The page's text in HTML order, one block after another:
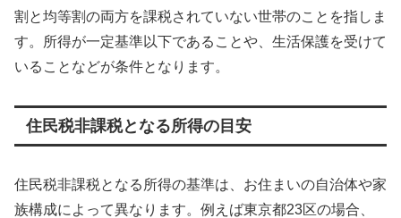
割と均等割の両方を課税されていない世帯のことを指しま
す。所得が一定基準以下であることや、生活保護を受けて
いることなどが条件となります。
住民税非課税となる所得の目安
住民税非課税となる所得の基準は、お住まいの自治体や家
族構成によって異なります。例えば東京都23区の場合、